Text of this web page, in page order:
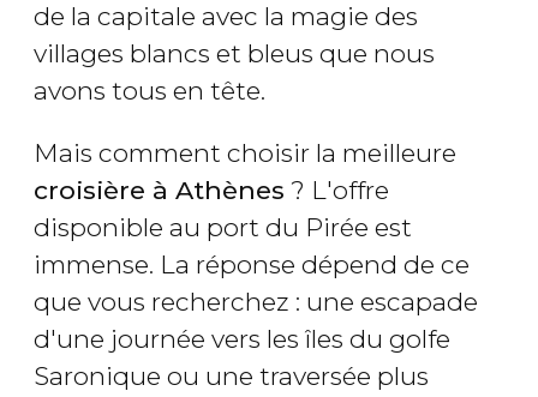
de la capitale avec la magie des
villages blancs et bleus que nous
avons tous en tête.
Mais comment choisir la meilleure
croisière à Athènes ? L'offre
disponible au port du Pirée est
immense. La réponse dépend de ce
que vous recherchez : une escapade
d'une journée vers les îles du golfe
Saronique ou une traversée plus